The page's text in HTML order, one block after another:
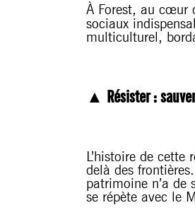
À Forest, au cœur
sociaux
multiculturel,
▲ Résister :
L’histoire de
delà des
patrimoine n’a de
se répète avec le